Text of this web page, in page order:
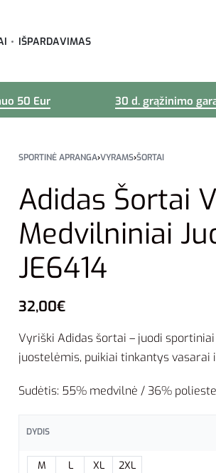
IŠPARDAVIMAS
50 Eur 30 d. grąžinimo
SPORTINĖ APRANGA›VYRAMS›ŠORTAI
Adidas Šortai
Medvilniniai
JE6414
32,00€
Vyriški Adidas šortai – juodi
juostelėmis, puikiai tinkantys vasarai
Sudėtis: 55% medvilnė / 36%
DYDIS
M L XL 2XL